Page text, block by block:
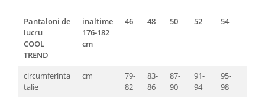
Pantaloni de
lucru
COOL
TREND
inaltime
176-182
cm
46 48 50 52 54
circumferinta
talie
cm
79-
82
83-
86
87-
90
91-
94
95-
98